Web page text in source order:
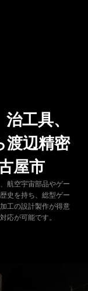
工具、
渡辺精密
屋市
航空宇宙部品やゲー
史を持ち、総型ゲー
工の設計製作が得意
応が可能です。